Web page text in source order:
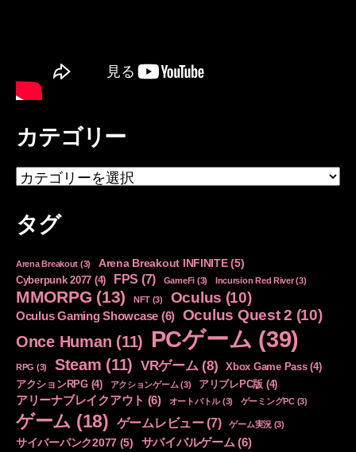
カテゴリー
カ
テ
リ
タグ
Arena Breakout (3) Arena Breakout INFINITE(5)
Cyberpunk 2077 (4) FPS (7) GameFi (3) Incursion Red River(3)
MMORPG (13) NFT(3) Oculus (10)
Oculus Gaming Showcase (6) Oculus Quest 2 (10)
Once Human (11) PCゲーム (39)
RPG (3) Steam (11) VRゲーム(8) Xbox Game Pass(4)
アクションRPG(4) アクションゲーム (3) アリブレPC版 (4)
アリーナブレイクアウト (6) オートバトル(3) ゲーミングPC(3)
ゲーム (18) ゲームレビュー(7) ゲーム実況 (3)
サイバーパンク2077 (5) サバイバルゲーム (6)